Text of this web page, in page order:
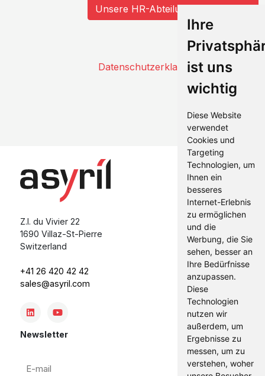
Ihre
ist uns
wichtig
Diese Website
verwendet
Cookies und
Targeting
Technologien, um
Ihnen ein
besseres
Internet-Erlebnis
zu ermöglichen
und die
Werbung, die Sie
sehen, besser an
Ihre Bedürfnisse
anzupassen.
Diese
Technologien
nutzen wir
außerdem, um
Ergebnisse zu
messen, um zu
verstehen, woher
Unsere HR-Abteilung kontaktieren
Datenschutzerklaerung - Bewerber
Z.I. du Vivier 22
1690 Villaz-St-Pierre
Switzerland
+41 26 420 42 42
sales@asyril.com
Newsletter